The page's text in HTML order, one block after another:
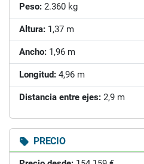
Peso: 2.360 kg
Altura: 1,37 m
Ancho: 1,96 m
Longitud: 4,96 m
Distancia entre ejes: 2,9 m
PRECIO